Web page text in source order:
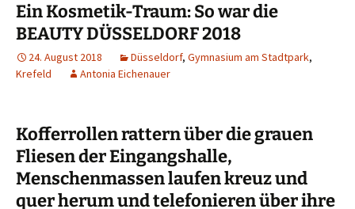
Ein Kosmetik-Traum: So war die
BEAUTY DÜSSELDORF 2018
24. August 2018 Düsseldorf, Gymnasium am Stadtpark,
Krefeld
Antonia Eichenauer
Kofferrollen rattern über die grauen
Fliesen der Eingangshalle,
Menschenmassen laufen kreuz und
quer herum und telefonieren über ihre